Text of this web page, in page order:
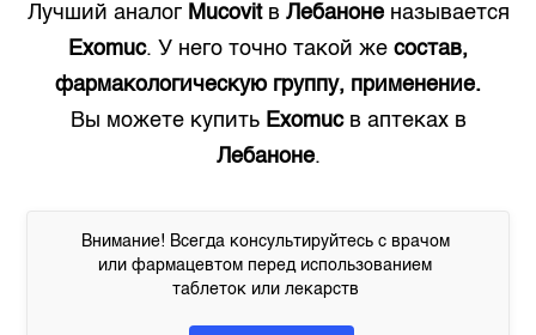
Лучший аналог Mucovitв Лебаноненазывается
Exomuc. У него точно такой же состав,
фармакологическую группу, применение.
Вы можете купить Exomucв аптеках в
Лебаноне.
Внимание! Всегда консультируйтесь с врачом
или фармацевтом перед использованием
таблеток или лекарств